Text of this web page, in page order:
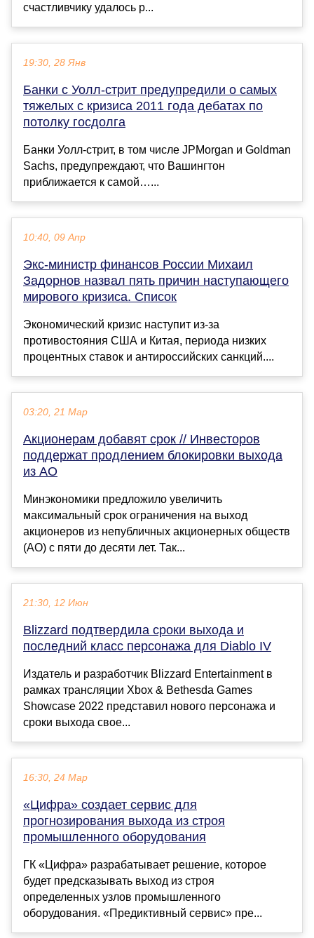
счастливчику удалось р...
19:30, 28 Янв
Банки с Уолл-стрит предупредили о самых
тяжелых с кризиса 2011 года дебатах по
потолку госдолга
Банки Уолл-стрит, в том числе JPMorgan и Goldman
Sachs, предупреждают, что Вашингтон
приближается к самой…...
10:40, 09 Апр
Экс-министр финансов России Михаил
Задорнов назвал пять причин наступающего
мирового кризиса. Список
Экономический кризис наступит из-за
противостояния США и Китая, периода низких
процентных ставок и антироссийских санкций....
03:20, 21 Мар
Акционерам добавят срок // Инвесторов
поддержат продлением блокировки выхода
из АО
Минэкономики предложило увеличить
максимальный срок ограничения на выход
акционеров из непубличных акционерных обществ
(АО) с пяти до десяти лет. Так...
21:30, 12 Июн
Blizzard подтвердила сроки выхода и
последний класс персонажа для Diablo IV
Издатель и разработчик Blizzard Entertainment в
рамках трансляции Xbox & Bethesda Games
Showcase 2022 представил нового персонажа и
сроки выхода свое...
16:30, 24 Мар
«Цифра» создает сервис для
прогнозирования выхода из строя
промышленного оборудования
ГК «Цифра» разрабатывает решение, которое
будет предсказывать выход из строя
определенных узлов промышленного
оборудования. «Предиктивный сервис» пре...